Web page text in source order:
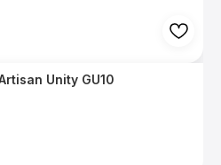
Unity GU10